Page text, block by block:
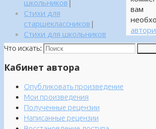
вам
Что искать:
Кабинет автора
Опубликовать произведение
Мои произведения
Полученные рецензии
Написанные рецензии
школьников |
Стихи для
старшеклассников |
Стихи для школьников